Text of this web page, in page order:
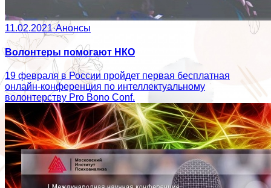
11.02.2021·Анонсы
Волонтеры помогают НКО
19 февраля в России пройдет первая бесплатная
онлайн-конференция по интеллектуальному
волонтерству Pro Bono Conf.